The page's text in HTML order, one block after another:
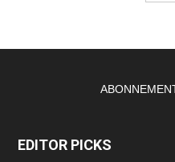
EDITOR PICKS